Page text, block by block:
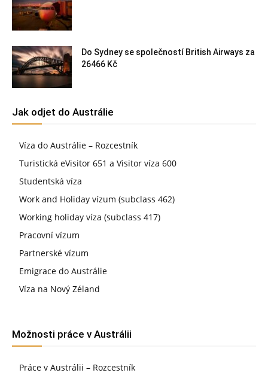
Do Sydney se společností British Airways za
26466 Kč
Jak odjet do Austrálie
Víza do Austrálie – Rozcestník
Turistická eVisitor 651 a Visitor víza 600
Studentská víza
Work and Holiday vízum (subclass 462)
Working holiday víza (subclass 417)
Pracovní vízum
Partnerské vízum
Emigrace do Austrálie
Víza na Nový Zéland
Možnosti práce v Austrálii
Práce v Austrálii – Rozcestník